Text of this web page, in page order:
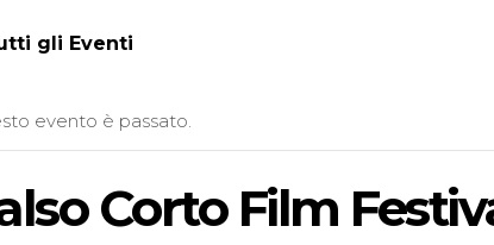
gli Eventi
evento è passato.
Corto Film